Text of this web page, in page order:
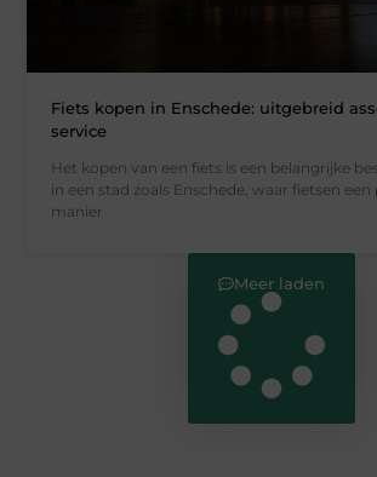
Fiets kopen in Enschede: uitgebreid
service
Het kopen van een fiets is een belangrijke
in een stad zoals Enschede, waar fietsen
manier
Meer laden